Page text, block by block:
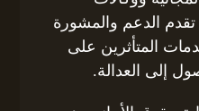
تقدم الدعم والمشورة
المتأثرين على
إلى العدالة.